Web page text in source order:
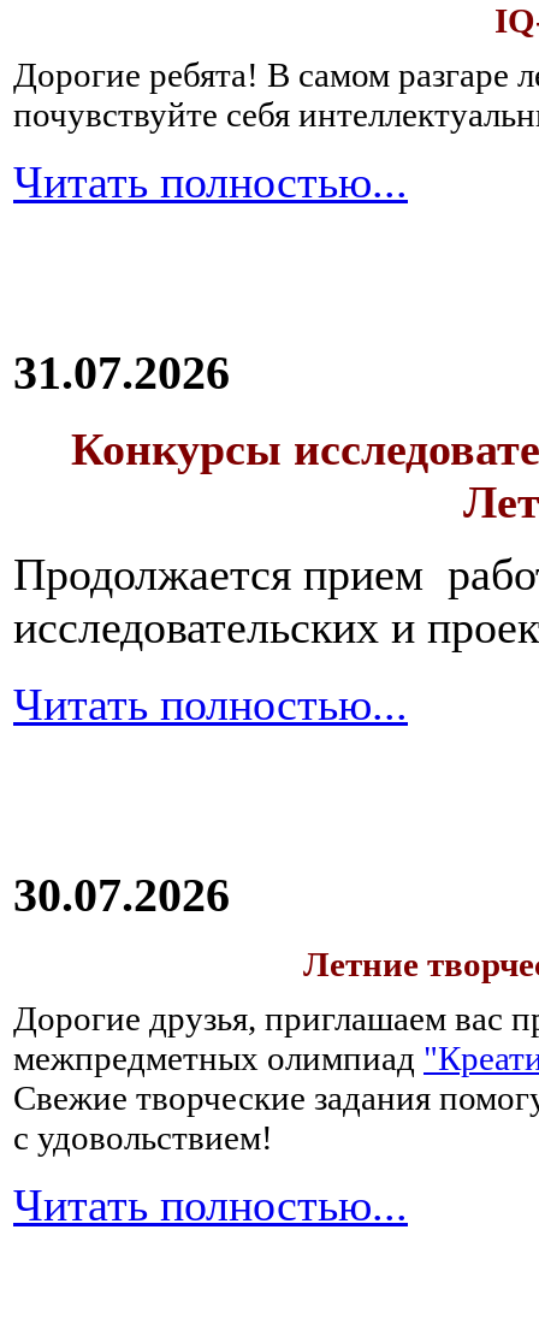
Дорогие ребята! В самом разгаре
почувствуйте себя
Читать полностью...
31.07.2026
Конкурсы
Продолжается прием
исследовательских и
Читать полностью...
30.07.2026
Летние
Дорогие друзья, приглашаем вас
межпредметных олимпиад
Свежие творческие задания
с удовольствием!
Читать полностью...